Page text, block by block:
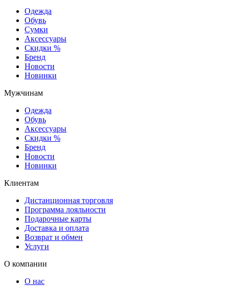
Одежда
Обувь
Сумки
Аксессуары
Скидки %
Бренд
Новости
Новинки
Мужчинам
Одежда
Обувь
Аксессуары
Скидки %
Бренд
Новости
Новинки
Клиентам
Дистанционная торговля
Программа лояльности
Подарочные карты
Доставка и оплата
Возврат и обмен
Услуги
О компании
О нас